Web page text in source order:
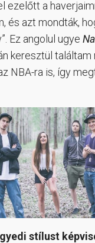
ezelőtt a
és azt mondták,
Ez angolul ugye
keresztül találtam
NBA-ra is, így
stílust